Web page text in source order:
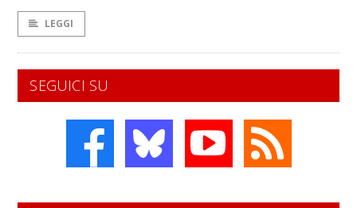
LEGGI
SEGUICI SU